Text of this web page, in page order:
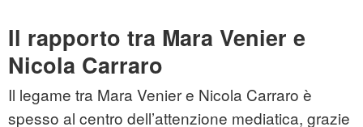
Il rapporto tra Mara Venier e
Nicola Carraro
Il legame tra Mara Venier e Nicola Carraro è
spesso al centro dell’attenzione mediatica, grazie